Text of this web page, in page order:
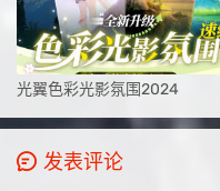
光翼色彩光影氛围2024
发表评论